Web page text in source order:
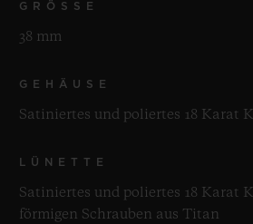
GRÖSSE
38 mm
GEHÄUSE
Satiniertes und poliertes 18 Karat
LÜNETTE
Satiniertes und poliertes 18 Karat
förmigen Schrauben aus Titan